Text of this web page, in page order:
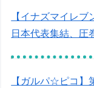
【イナズマイレ
日本代表集結、圧
【ガルパ☆ピコ】